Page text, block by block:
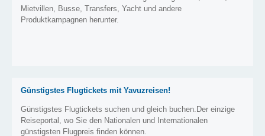
Mietvillen, Busse, Transfers, Yacht und andere
Produktkampagnen herunter.
Günstigstes Flugtickets mit Yavuzreisen!
Günstigstes Flugtickets suchen und gleich buchen.Der einzige
Reiseportal, wo Sie den Nationalen und Internationalen
günstigsten Flugpreis finden können.